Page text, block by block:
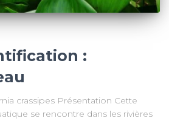
:
crassipes Présentation Cette
se rencontre dans les rivières